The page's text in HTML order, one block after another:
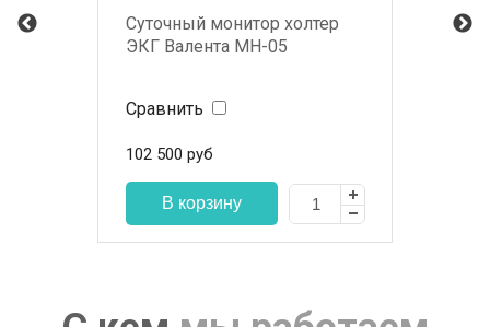
Суточный монитор холтер
ЭКГ Валента МН-05
Сравнить
102 500 руб